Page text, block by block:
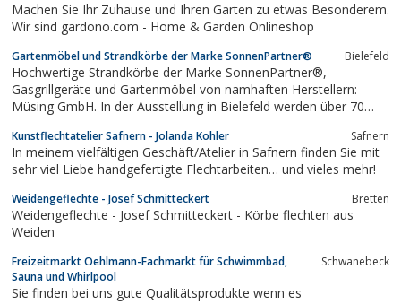
Machen Sie Ihr Zuhause und Ihren Garten zu etwas Besonderem.
Wir sind gardono.com - Home & Garden Onlineshop
Gartenmöbel und Strandkörbe der Marke SonnenPartner® Bielefeld
Hochwertige Strandkörbe der Marke SonnenPartner®,
Gasgrillgeräte und Gartenmöbel von namhaften Herstellern:
Müsing GmbH. In der Ausstellung in Bielefeld werden über 70
Gartenmöbelgruppen präsentiert. Zusätzlich gibt es eine
Großauswahl an Gasgrillgeräten der Hersteller
Kunstflechtatelier Safnern - Jolanda Kohler Safnern
In meinem vielfältigen Geschäft/Atelier in Safnern finden Sie mit
sehr viel Liebe handgefertigte Flechtarbeiten… und vieles mehr!
Weidengeflechte - Josef Schmitteckert Bretten
Weidengeflechte - Josef Schmitteckert - Körbe flechten aus
Weiden
Freizeitmarkt Oehlmann-Fachmarkt für Schwimmbad,
Sauna und Whirlpool
Schwanebeck
Sie finden bei uns gute Qualitätsprodukte wenn es